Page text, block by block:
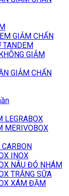
GIẢM CHẤN
TANDEM
GIẢM
GIẢM CHẤN
LEGRABOX
MERIVOBOX
INOX
NÂU ĐỎ NHÁM
TRẮNG SỮA
XÁM ĐẬM